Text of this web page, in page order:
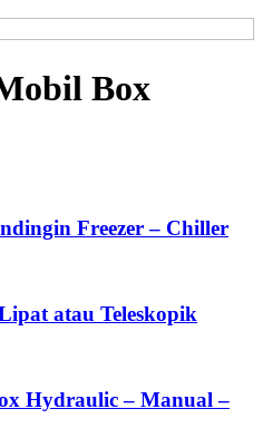
Box
Freezer – Chiller
atau Teleskopik
Hydraulic – Manual –